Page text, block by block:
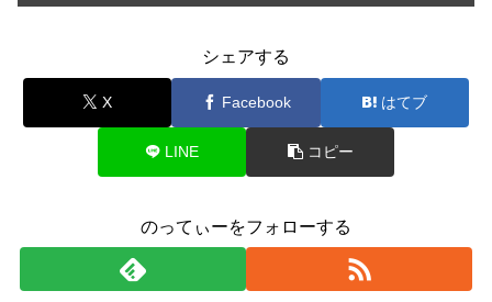
シェアする
X Facebook はてブ
LINE コピー
のってぃーをフォローする